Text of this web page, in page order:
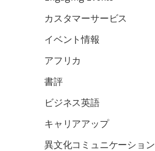
カスタマーサービス
イベント情報
アフリカ
書評
ビジネス英語
キャリアアップ
異文化コミュニケーション